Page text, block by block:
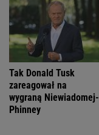
Tak Donald Tusk
zareagował na
wygraną Niewiadomej-
Phinney